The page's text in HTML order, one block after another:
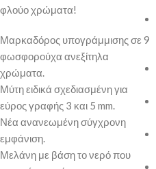
φλούο χρώματα!
Μαρκαδόρος υπογράμμισης σε 9
φωσφορούχα ανεξίτηλα
χρώματα.
Μύτη ειδικά σχεδιασμένη για
εύρος γραφής 3 και 5 mm.
Νέα ανανεωμένη σύγχρονη
εμφάνιση.
Μελάνη με βάση το νερό που